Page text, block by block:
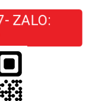
ZALO: